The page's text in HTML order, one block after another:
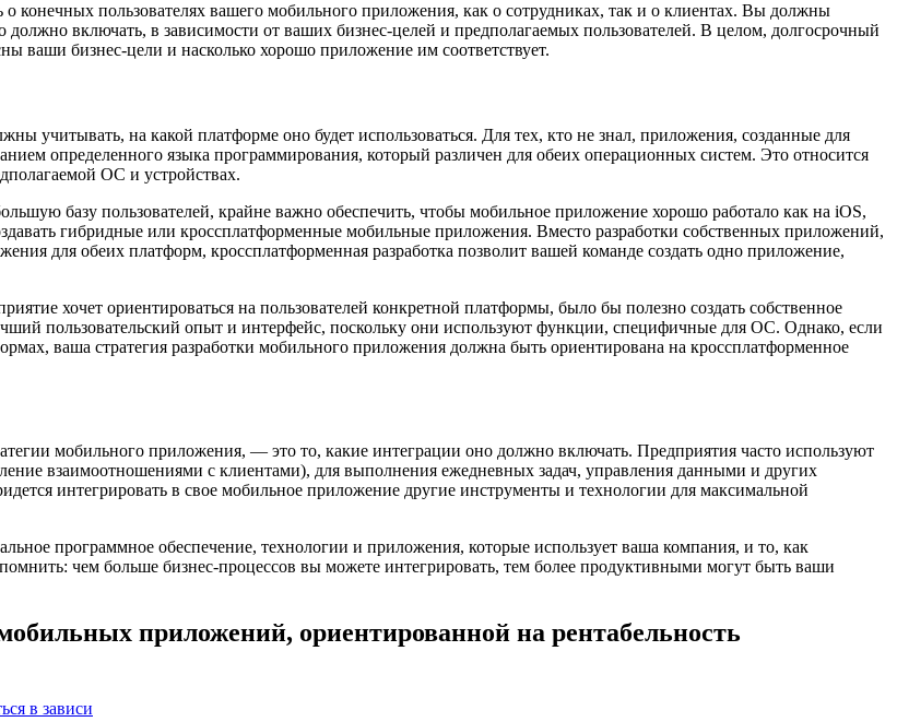
конечных пользователях вашего мобильного приложения, как о сотрудниках, так и о клиентах. Вы должны
включать, в зависимости от ваших бизнес-целей и предполагаемых пользователей. В целом, долгосрочный
ваши бизнес-цели и насколько хорошо приложение им соответствует.
учитывать, на какой платформе оно будет использоваться. Для тех, кто не знал, приложения, созданные для
определенного языка программирования, который различен для обеих операционных систем. Это относится
ОС и устройствах.
базу пользователей, крайне важно обеспечить, чтобы мобильное приложение хорошо работало как на iOS,
гибридные или кроссплатформенные мобильные приложения. Вместо разработки собственных приложений,
для обеих платформ, кроссплатформенная разработка позволит вашей команде создать одно приложение,
хочет ориентироваться на пользователей конкретной платформы, было бы полезно создать собственное
пользовательский опыт и интерфейс, поскольку они используют функции, специфичные для ОС. Однако, если
ваша стратегия разработки мобильного приложения должна быть ориентирована на кроссплатформенное
мобильного приложения, — это то, какие интеграции оно должно включать. Предприятия часто используют
взаимоотношениями с клиентами), для выполнения ежедневных задач, управления данными и других
интегрировать в свое мобильное приложение другие инструменты и технологии для максимальной
программное обеспечение, технологии и приложения, которые использует ваша компания, и то, как
чем больше бизнес-процессов вы можете интегрировать, тем более продуктивными могут быть ваши
приложений, ориентированной на рентабельность